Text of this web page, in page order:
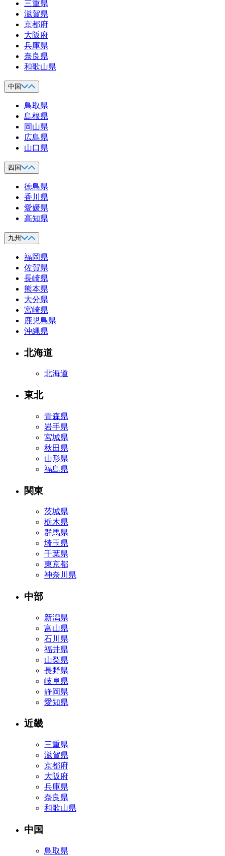
三重県
滋賀県
京都府
大阪府
兵庫県
奈良県
和歌山県
中国
鳥取県
島根県
岡山県
広島県
山口県
四国
徳島県
香川県
愛媛県
高知県
九州
福岡県
佐賀県
長崎県
熊本県
大分県
宮崎県
鹿児島県
沖縄県
北海道
北海道
東北
青森県
岩手県
宮城県
秋田県
山形県
福島県
関東
茨城県
栃木県
群馬県
埼玉県
千葉県
東京都
神奈川県
中部
新潟県
富山県
石川県
福井県
山梨県
長野県
岐阜県
静岡県
愛知県
近畿
三重県
滋賀県
京都府
大阪府
兵庫県
奈良県
和歌山県
中国
鳥取県